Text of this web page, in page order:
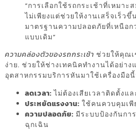
“การเลือกใช้รถกระเช้าที่เหมาะ
ไม่เพียงแต่ช่วยให้งานเสร็จเร็ว
มาตรฐานความปลอดภัยที่เหนือก
แบบเดิม”
ความคล่องตัวของรถกระเช้า ช่วยให้คุณ
ง่าย. ช่วยให้ช่างเทคนิคทำงานได้อย่า
อุตสาหกรรมบริการหันมาใช้เครื่องมือ
ลดเวลา:ไม่ต้องเสียเวลาติดตั้งแ
ประหยัดแรงงาน: ใช้คนควบคุมเพี
ความปลอดภัย: มีระบบป้องกันกา
ฉุกเฉิน